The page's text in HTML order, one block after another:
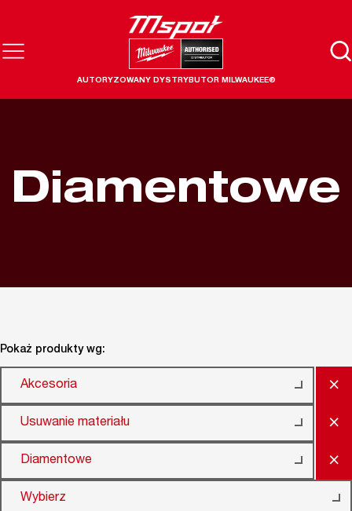
AUTORYZOWANY DYSTRYBUTOR MILWAUKEE®
Diamentowe
Pokaż produkty wg:
Akcesoria ×
Usuwanie materiału ×
Diamentowe ×
Wybierz